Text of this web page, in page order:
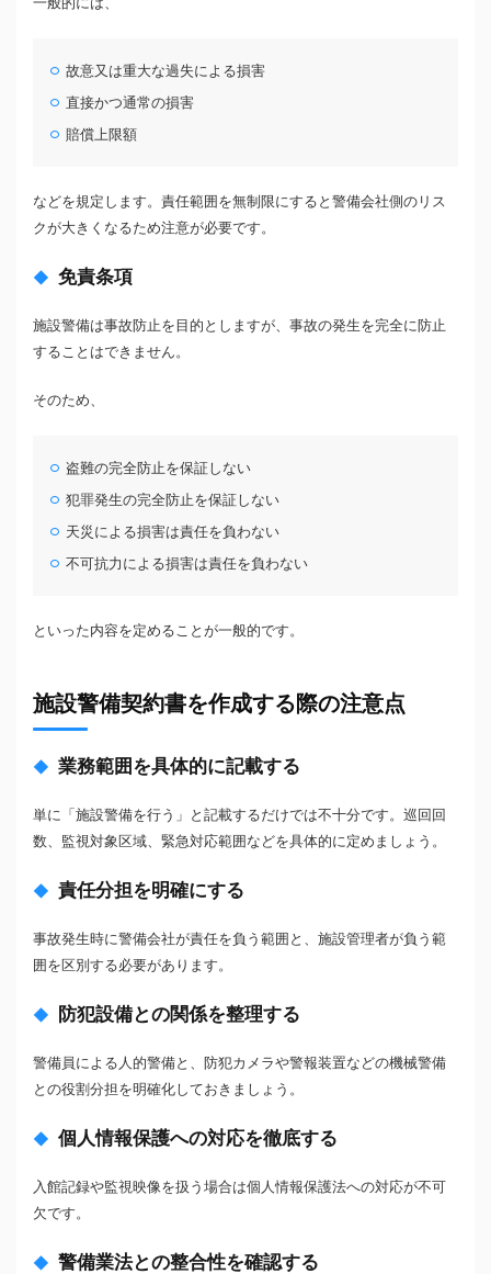
故意又は重大な過失による損害
直接かつ通常の損害
賠償上限額
などを規定します。責任範囲を無制限にすると警備会社側のリス
クが大きくなるため注意が必要です。
免責条項
施設警備は事故防止を目的としますが、事故の発生を完全に防止
することはできません。
そのため、
盗難の完全防止を保証しない
犯罪発生の完全防止を保証しない
天災による損害は責任を負わない
不可抗力による損害は責任を負わない
といった内容を定めることが一般的です。
施設警備契約書を作成する際の注意点
業務範囲を具体的に記載する
単に「施設警備を行う」と記載するだけでは不十分です。巡回回
数、監視対象区域、緊急対応範囲などを具体的に定めましょう。
責任分担を明確にする
事故発生時に警備会社が責任を負う範囲と、施設管理者が負う範
囲を区別する必要があります。
防犯設備との関係を整理する
警備員による人的警備と、防犯カメラや警報装置などの機械警備
との役割分担を明確化しておきましょう。
個人情報保護への対応を徹底する
入館記録や監視映像を扱う場合は個人情報保護法への対応が不可
欠です。
警備業法との整合性を確認する